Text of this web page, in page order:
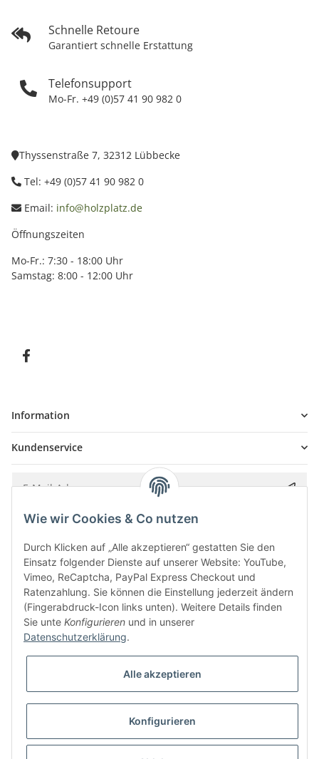
Schnelle Retoure
Garantiert schnelle Erstattung
Telefonsupport
Mo-Fr. +49 (0)57 41 90 982 0
Thyssenstraße 7, 32312 Lübbecke
Tel: +49 (0)57 41 90 982 0
Email: info@holzplatz.de
Öffnungszeiten
Mo-Fr.: 7:30 - 18:00 Uhr
Samstag: 8:00 - 12:00 Uhr
Information
Kundenservice
Bitte senden Sie mir entsprechend IhrerDatenschutzerklärung
* Alle Preise inkl. gesetzlicher USt., zzgl.
Besucherzähler: 5845163
UmsetzungVlarom E-Commerce Agentur| Powered byJTL-Shop|
Wie wir Cookies & Co nutzen
Durch Klicken auf „Alle akzeptieren“ gestatten Sie den
Einsatz folgender Dienste auf unserer Website: YouTube,
Vimeo, ReCaptcha, PayPal Express Checkout und
Ratenzahlung. Sie können die Einstellung jederzeit ändern
(Fingerabdruck-Icon links unten). Weitere Details finden
Sie unte Konfigurieren und in unserer
Datenschutzerklärung.
Alle akzeptieren
Konfigurieren